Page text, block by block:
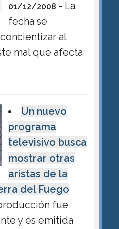
01/12/2008 - La
fecha se
al
mal que afecta
Un nuevo
programa
televisivo busca
mostrar otras
aristas de la
del Fuego
fue
y es emitida